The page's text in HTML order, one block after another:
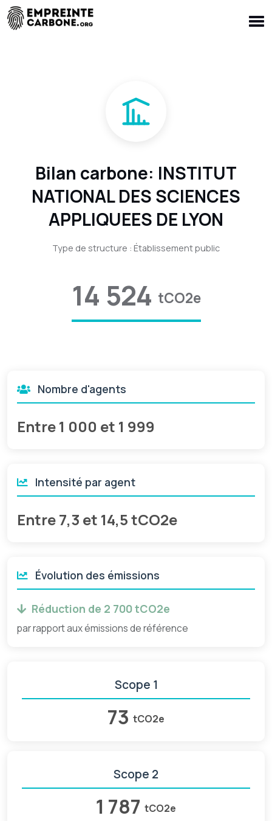
Bilan carbone: INSTITUT
NATIONAL DES SCIENCES
APPLIQUEES DE LYON
Type de structure : Établissement public
14 524 tCO2e
Nombre d'agents
Entre 1 000 et 1 999
Intensité par agent
Entre 7,3 et 14,5 tCO2e
Évolution des émissions
Réduction de 2 700 tCO2e
par rapport aux émissions de référence
Scope 1
73 tCO2e
Scope 2
1 787 tCO2e